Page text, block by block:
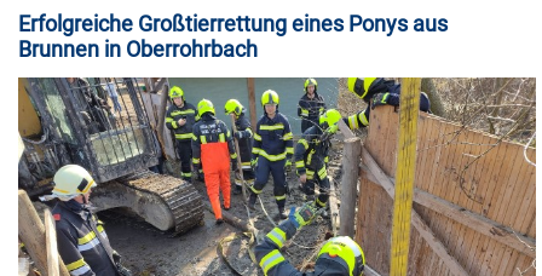
Erfolgreiche Großtierrettung eines Ponys aus
Brunnen in Oberrohrbach